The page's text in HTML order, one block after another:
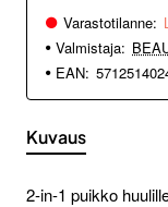
Varastotilanne:
Valmistaja:
EAN:
Kuvaus
2-in-1 puikko